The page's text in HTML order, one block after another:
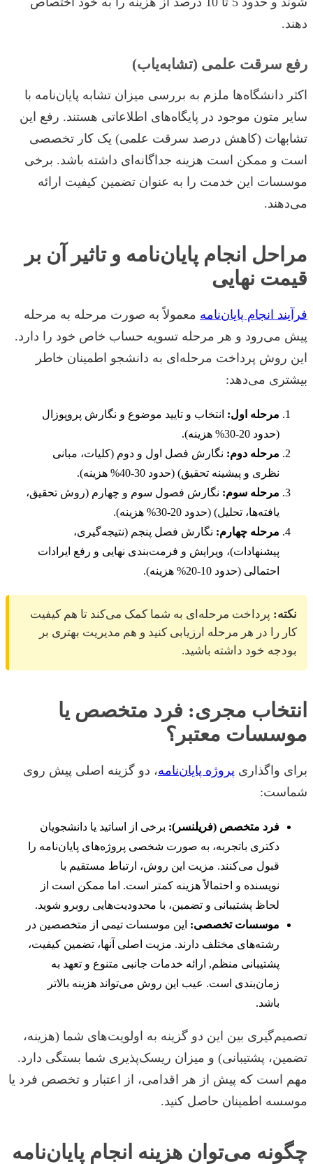
دهند.
رفع سرقت علمی (تشابه‌یاب)
اکثر دانشگاه‌ها ملزم به بررسی میزان تشابه پایان‌نامه با
سایر متون موجود در پایگاه‌های اطلاعاتی هستند. رفع این
تشابهات (کاهش درصد سرقت علمی) یک کار تخصصی
است و ممکن است هزینه جداگانه‌ای داشته باشد. برخی
موسسات این خدمت را به عنوان تضمین کیفیت ارائه
می‌دهند.
مراحل انجام پایان‌نامه و تاثیر آن بر
قیمت نهایی
فرآیند انجام پایان‌نامه معمولاً به صورت مرحله به مرحله
پیش می‌رود و هر مرحله تسویه حساب خاص خود را دارد.
این روش پرداخت مرحله‌ای به دانشجو اطمینان خاطر
بیشتری می‌دهد:
مرحله اول: انتخاب و تایید موضوع و نگارش پروپوزال
(حدود 20-30% هزینه).
مرحله دوم: نگارش فصل اول و دوم (کلیات، مبانی
نظری و پیشینه تحقیق) (حدود 30-40% هزینه).
مرحله سوم: نگارش فصول سوم و چهارم (روش تحقیق،
یافته‌ها، تحلیل) (حدود 20-30% هزینه).
مرحله چهارم: نگارش فصل پنجم (نتیجه‌گیری،
پیشنهادات)، ویرایش و فرمت‌بندی نهایی و رفع ایرادات
احتمالی (حدود 10-20% هزینه).
نکته: پرداخت مرحله‌ای به شما کمک می‌کند تا هم کیفیت
کار را در هر مرحله ارزیابی کنید و هم مدیریت بهتری بر
بودجه خود داشته باشید.
انتخاب مجری: فرد متخصص یا
موسسات معتبر؟
برای واگذاری پروژه پایان‌نامه، دو گزینه اصلی پیش روی
شماست:
فرد متخصص (فریلنسر): برخی از اساتید یا دانشجویان
دکتری باتجربه، به صورت شخصی پروژه‌های پایان‌نامه را
قبول می‌کنند. مزیت این روش، ارتباط مستقیم با
نویسنده و احتمالاً هزینه کمتر است. اما ممکن است از
لحاظ پشتیبانی و تضمین، با محدودیت‌هایی روبرو شوید.
موسسات تخصصی: این موسسات تیمی از متخصصین در
رشته‌های مختلف دارند. مزیت اصلی آنها، تضمین کیفیت،
پشتیبانی منظم, ارائه خدمات جانبی متنوع و تعهد به
زمان‌بندی است. عیب این روش می‌تواند هزینه بالاتر
باشد.
تصمیم‌گیری بین این دو گزینه به اولویت‌های شما (هزینه،
تضمین، پشتیبانی) و میزان ریسک‌پذیری شما بستگی دارد.
مهم است که پیش از هر اقدامی، از اعتبار و تخصص فرد یا
موسسه اطمینان حاصل کنید.
چگونه می‌توان هزینه انجام پایان‌نامه